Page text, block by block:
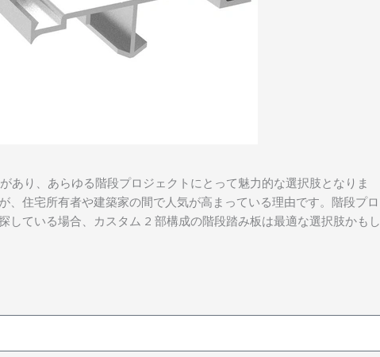
り、あらゆる階段プロジェクトにとって魅力的な選択肢となりま
住宅所有者や建築家の間で人気が高まっている理由です。階段プロ
ている場合、カスタム 2 部構成の階段踏み板は最適な選択肢かもし